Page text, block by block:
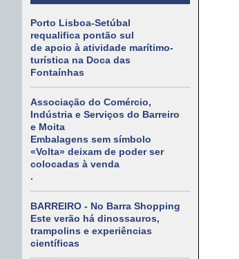
Porto Lisboa-Setúbal
requalifica pontão sul
de apoio à atividade marítimo-
turística na Doca das
Fontaínhas
Associação do Comércio,
Indústria e Serviços do Barreiro
e Moita
Embalagens sem símbolo
«Volta» deixam de poder ser
colocadas à venda
.
BARREIRO - No Barra Shopping
Este verão há dinossauros,
trampolins e experiências
científicas